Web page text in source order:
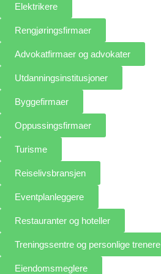
Elektrikere
Rengjøringsfirmaer
Advokatfirmaer og advokater
Utdanningsinstitusjoner
Byggefirmaer
Oppussingsfirmaer
Turisme
Reiselivsbransjen
Eventplanleggere
Restauranter og hoteller
Treningssentre og personlige trenere
Eiendomsmeglere